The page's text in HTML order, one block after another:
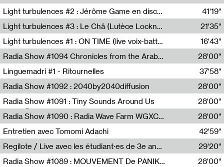
Usmaradio
Light turbulences #2 : Jérôme Game en discussion avec Thomas Corlin
41'19"
Light turbulences #3 : Le Châ (Lutèce Lockness)
Lutèce Lockness
21'35"
Light turbulences #1 : ON TIME (live voix-batterie) avec Jérôme Game & Jean-Michel Espitallier
Jérôme Game,Jean-Michel Espitallier
16'43"
Radia Show #1094 Chronicles from the Arab Cold War by Ghazi Barakat
Reboot.fm
28'00"
Linguemadri #1 - Ritournelles
Meris Angioletti
37'58"
Radia Show #1092 : 2040by2040diffusion
Diffusion FM
28'00"
Radia Show #1091 : Tiny Sounds Around Us
Radio Študent
28'00"
Radia Show #1090 : Radia Wave Farm WGXC Corey De Juan Sherrard Jr Startalk
Wave Farm
28'00"
Entretien avec Tomomi Adachi
Tomomi Adachi,Loraine Baud
42'59"
Regilote / Live avec les étudiant·es de 3e année de l'EMA
Nima Henryon,Athéna Noël,Amir Genillon,Ibourayane Ahmadi,Manelle Cherrih,Honorine Gibello,John Weeber,Manon Joseph
29'20"
Radia Show #1089 : MOUVEMENT De PANIK (Radio Panik)
28'00"